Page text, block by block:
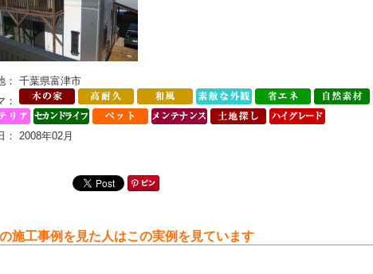
： 千葉県富津市
：
： 2008年02月
施工事例を見た人はこの実例を見ています